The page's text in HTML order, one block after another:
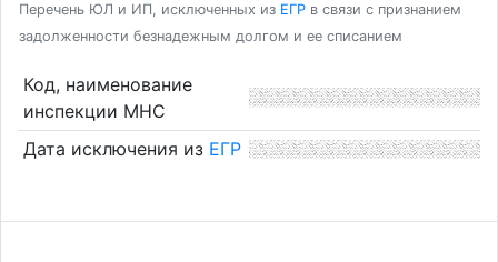
Перечень ЮЛ и ИП, исключенных из ЕГР в связи с признанием
задолженности безнадежным долгом и ее списанием
Код, наименование
инспекции МНС
Дата исключения из ЕГР